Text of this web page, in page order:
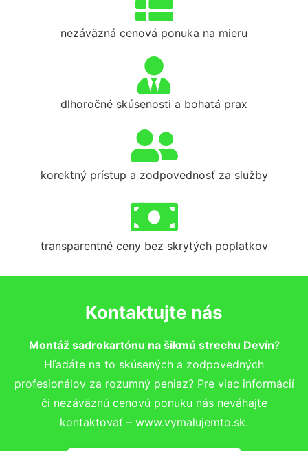
nezáväzná cenová ponuka na mieru
dlhoročné skúsenosti a bohatá prax
korektný prístup a zodpovednosť za služby
transparentné ceny bez skrytých poplatkov
Kontaktujte nás
Montáž sadrokartónu na šikmú strechu Devín?
Hľadáte na to skúsených a zodpovedných
profesionálov za rozumný peniaz? Pre viac informácií
či nezáväznú cenovú ponuku nás neváhajte
kontaktovať – www.vymalujemto.sk.